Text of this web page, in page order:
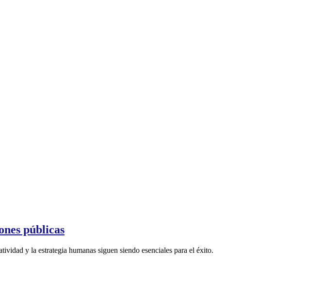
públicas
y la estrategia humanas siguen siendo esenciales para el éxito.